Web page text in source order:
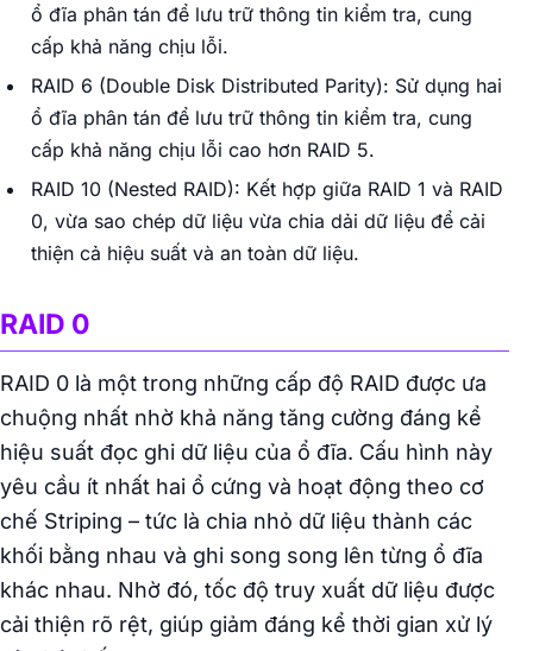
ổ đĩa phân tán để lưu trữ thông tin kiểm tra, cung
cấp khả năng chịu lỗi.
RAID 6 (Double Disk Distributed Parity): Sử dụng hai
ổ đĩa phân tán để lưu trữ thông tin kiểm tra, cung
cấp khả năng chịu lỗi cao hơn RAID 5.
RAID 10 (Nested RAID): Kết hợp giữa RAID 1 và RAID
0, vừa sao chép dữ liệu vừa chia dải dữ liệu để cải
thiện cả hiệu suất và an toàn dữ liệu.
RAID 0
RAID 0 là một trong những cấp độ RAID được ưa
chuộng nhất nhờ khả năng tăng cường đáng kể
hiệu suất đọc ghi dữ liệu của ổ đĩa. Cấu hình này
yêu cầu ít nhất hai ổ cứng và hoạt động theo cơ
chế Striping – tức là chia nhỏ dữ liệu thành các
khối bằng nhau và ghi song song lên từng ổ đĩa
khác nhau. Nhờ đó, tốc độ truy xuất dữ liệu được
cải thiện rõ rệt, giúp giảm đáng kể thời gian xử lý